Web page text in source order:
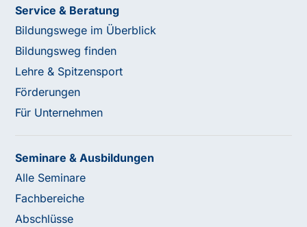
Haben Sie Fragen oder benötigen Sie
Service & Beratung
Bildungswege im Überblick
Bildungsweg finden
Lehre & Spitzensport
Förderungen
Für Unternehmen
Seminare & Ausbildungen
Alle Seminare
Fachbereiche
Abschlüsse